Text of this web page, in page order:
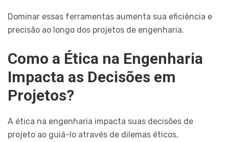
Dominar essas ferramentas aumenta sua eficiência e
precisão ao longo dos projetos de engenharia.
Como a Ética na Engenharia
Impacta as Decisões em
Projetos?
A ética na engenharia impacta suas decisões de
projeto ao guiá-lo através de dilemas éticos,